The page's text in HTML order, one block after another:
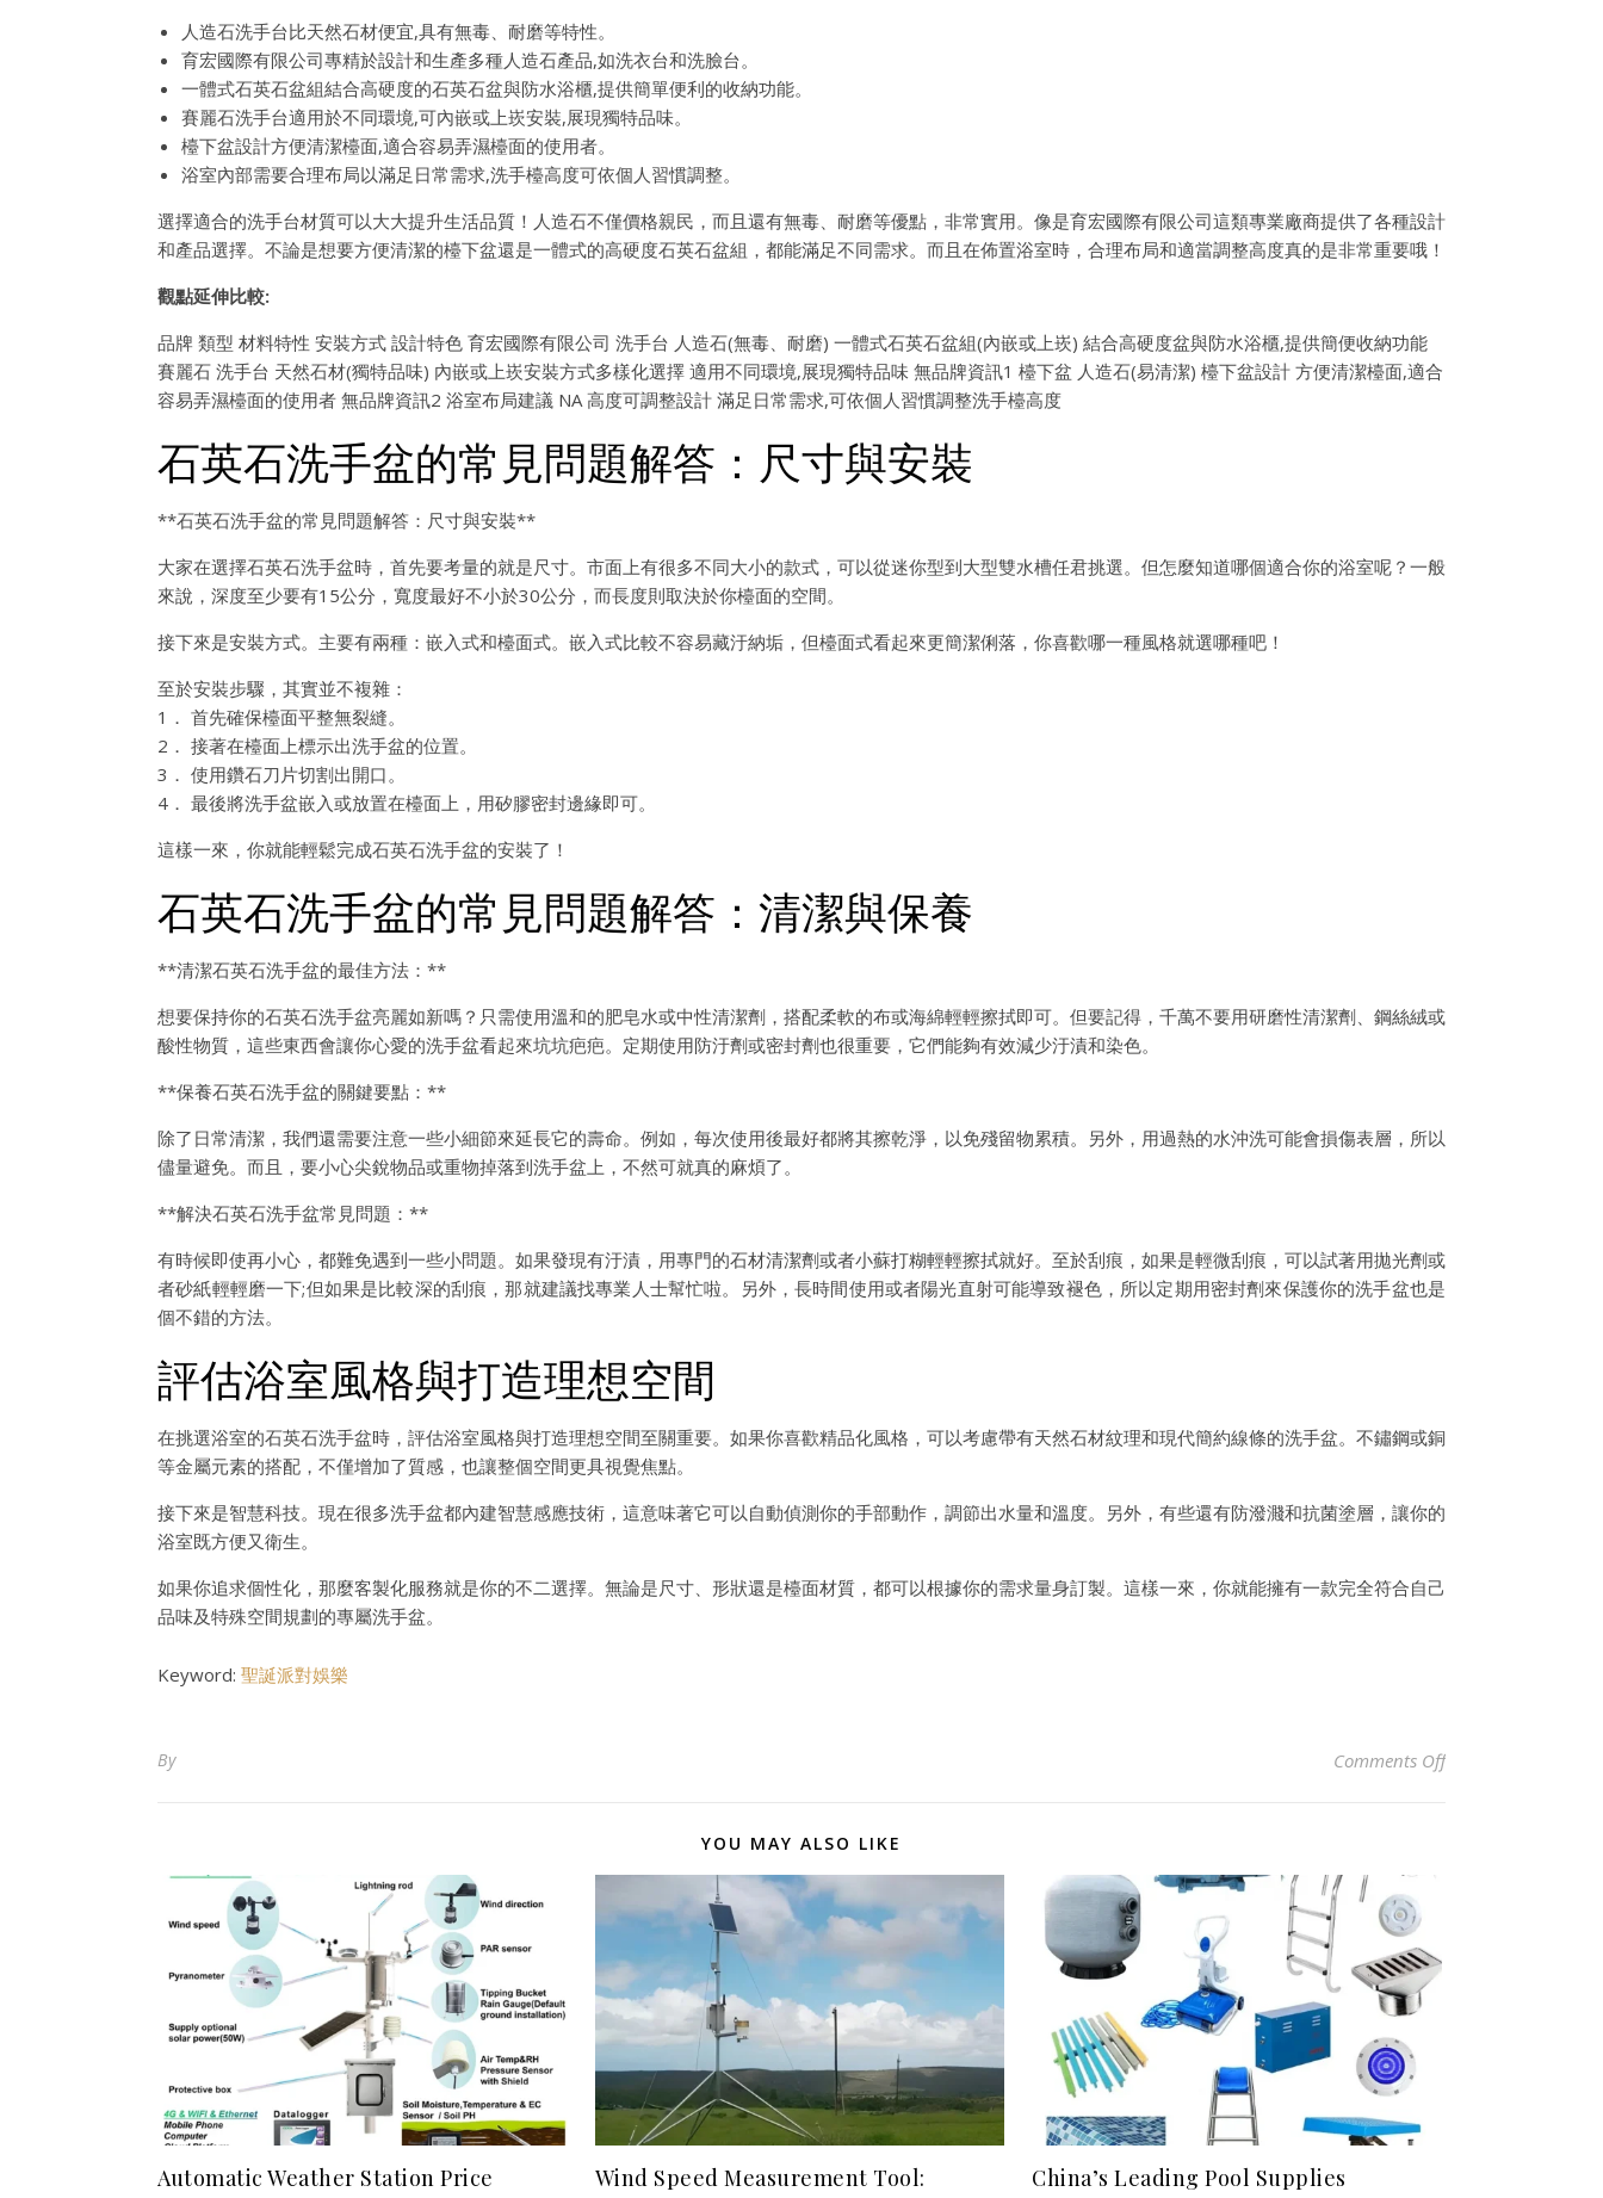
人造石洗手台比天然石材便宜,具有無毒、耐磨等特性。
育宏國際有限公司專精於設計和生產多種人造石產品,如洗衣台和洗臉台。
一體式石英石盆組結合高硬度的石英石盆與防水浴櫃,提供簡單便利的收納功能。
賽麗石洗手台適用於不同環境,可內嵌或上崁安裝,展現獨特品味。
檯下盆設計方便清潔檯面,適合容易弄濕檯面的使用者。
浴室內部需要合理布局以滿足日常需求,洗手檯高度可依個人習慣調整。
選擇適合的洗手台材質可以大大提升生活品質！人造石不僅價格親民，而且還有無毒、耐磨等優點，非常實用。像是育宏國際有限公司這類專業廠商提供了各種設計
和產品選擇。不論是想要方便清潔的檯下盆還是一體式的高硬度石英石盆組，都能滿足不同需求。而且在佈置浴室時，合理布局和適當調整高度真的是非常重要哦！
觀點延伸比較:
品牌 類型 材料特性 安裝方式 設計特色 育宏國際有限公司 洗手台 人造石(無毒、耐磨) 一體式石英石盆組(內嵌或上崁) 結合高硬度盆與防水浴櫃,提供簡便收納功能
賽麗石 洗手台 天然石材(獨特品味) 內嵌或上崁安裝方式多樣化選擇 適用不同環境,展現獨特品味 無品牌資訊1 檯下盆 人造石(易清潔) 檯下盆設計 方便清潔檯面,適合
容易弄濕檯面的使用者 無品牌資訊2 浴室布局建議 NA 高度可調整設計 滿足日常需求,可依個人習慣調整洗手檯高度
石英石洗手盆的常見問題解答：尺寸與安裝
**石英石洗手盆的常見問題解答：尺寸與安裝**
大家在選擇石英石洗手盆時，首先要考量的就是尺寸。市面上有很多不同大小的款式，可以從迷你型到大型雙水槽任君挑選。但怎麼知道哪個適合你的浴室呢？一般
來說，深度至少要有15公分，寬度最好不小於30公分，而長度則取決於你檯面的空間。
接下來是安裝方式。主要有兩種：嵌入式和檯面式。嵌入式比較不容易藏汙納垢，但檯面式看起來更簡潔俐落，你喜歡哪一種風格就選哪種吧！
至於安裝步驟，其實並不複雜：
1． 首先確保檯面平整無裂縫。
2． 接著在檯面上標示出洗手盆的位置。
3． 使用鑽石刀片切割出開口。
4． 最後將洗手盆嵌入或放置在檯面上，用矽膠密封邊緣即可。
這樣一來，你就能輕鬆完成石英石洗手盆的安裝了！
石英石洗手盆的常見問題解答：清潔與保養
**清潔石英石洗手盆的最佳方法：**
想要保持你的石英石洗手盆亮麗如新嗎？只需使用溫和的肥皂水或中性清潔劑，搭配柔軟的布或海綿輕輕擦拭即可。但要記得，千萬不要用研磨性清潔劑、鋼絲絨或
酸性物質，這些東西會讓你心愛的洗手盆看起來坑坑疤疤。定期使用防汙劑或密封劑也很重要，它們能夠有效減少汙漬和染色。
**保養石英石洗手盆的關鍵要點：**
除了日常清潔，我們還需要注意一些小細節來延長它的壽命。例如，每次使用後最好都將其擦乾淨，以免殘留物累積。另外，用過熱的水沖洗可能會損傷表層，所以
儘量避免。而且，要小心尖銳物品或重物掉落到洗手盆上，不然可就真的麻煩了。
**解決石英石洗手盆常見問題：**
有時候即使再小心，都難免遇到一些小問題。如果發現有汙漬，用專門的石材清潔劑或者小蘇打糊輕輕擦拭就好。至於刮痕，如果是輕微刮痕，可以試著用拋光劑或
者砂紙輕輕磨一下;但如果是比較深的刮痕，那就建議找專業人士幫忙啦。另外，長時間使用或者陽光直射可能導致褪色，所以定期用密封劑來保護你的洗手盆也是
個不錯的方法。
評估浴室風格與打造理想空間
在挑選浴室的石英石洗手盆時，評估浴室風格與打造理想空間至關重要。如果你喜歡精品化風格，可以考慮帶有天然石材紋理和現代簡約線條的洗手盆。不鏽鋼或銅
等金屬元素的搭配，不僅增加了質感，也讓整個空間更具視覺焦點。
接下來是智慧科技。現在很多洗手盆都內建智慧感應技術，這意味著它可以自動偵測你的手部動作，調節出水量和溫度。另外，有些還有防潑濺和抗菌塗層，讓你的
浴室既方便又衛生。
如果你追求個性化，那麼客製化服務就是你的不二選擇。無論是尺寸、形狀還是檯面材質，都可以根據你的需求量身訂製。這樣一來，你就能擁有一款完全符合自己
品味及特殊空間規劃的專屬洗手盆。
Keyword: 聖誕派對娛樂
By Comments Offon 怎樣挑選適合你
YOU MAY ALSO LIKE
Automatic Weather Station Price Wind Speed Measurement Tool: China’s Leading Pool Supplies